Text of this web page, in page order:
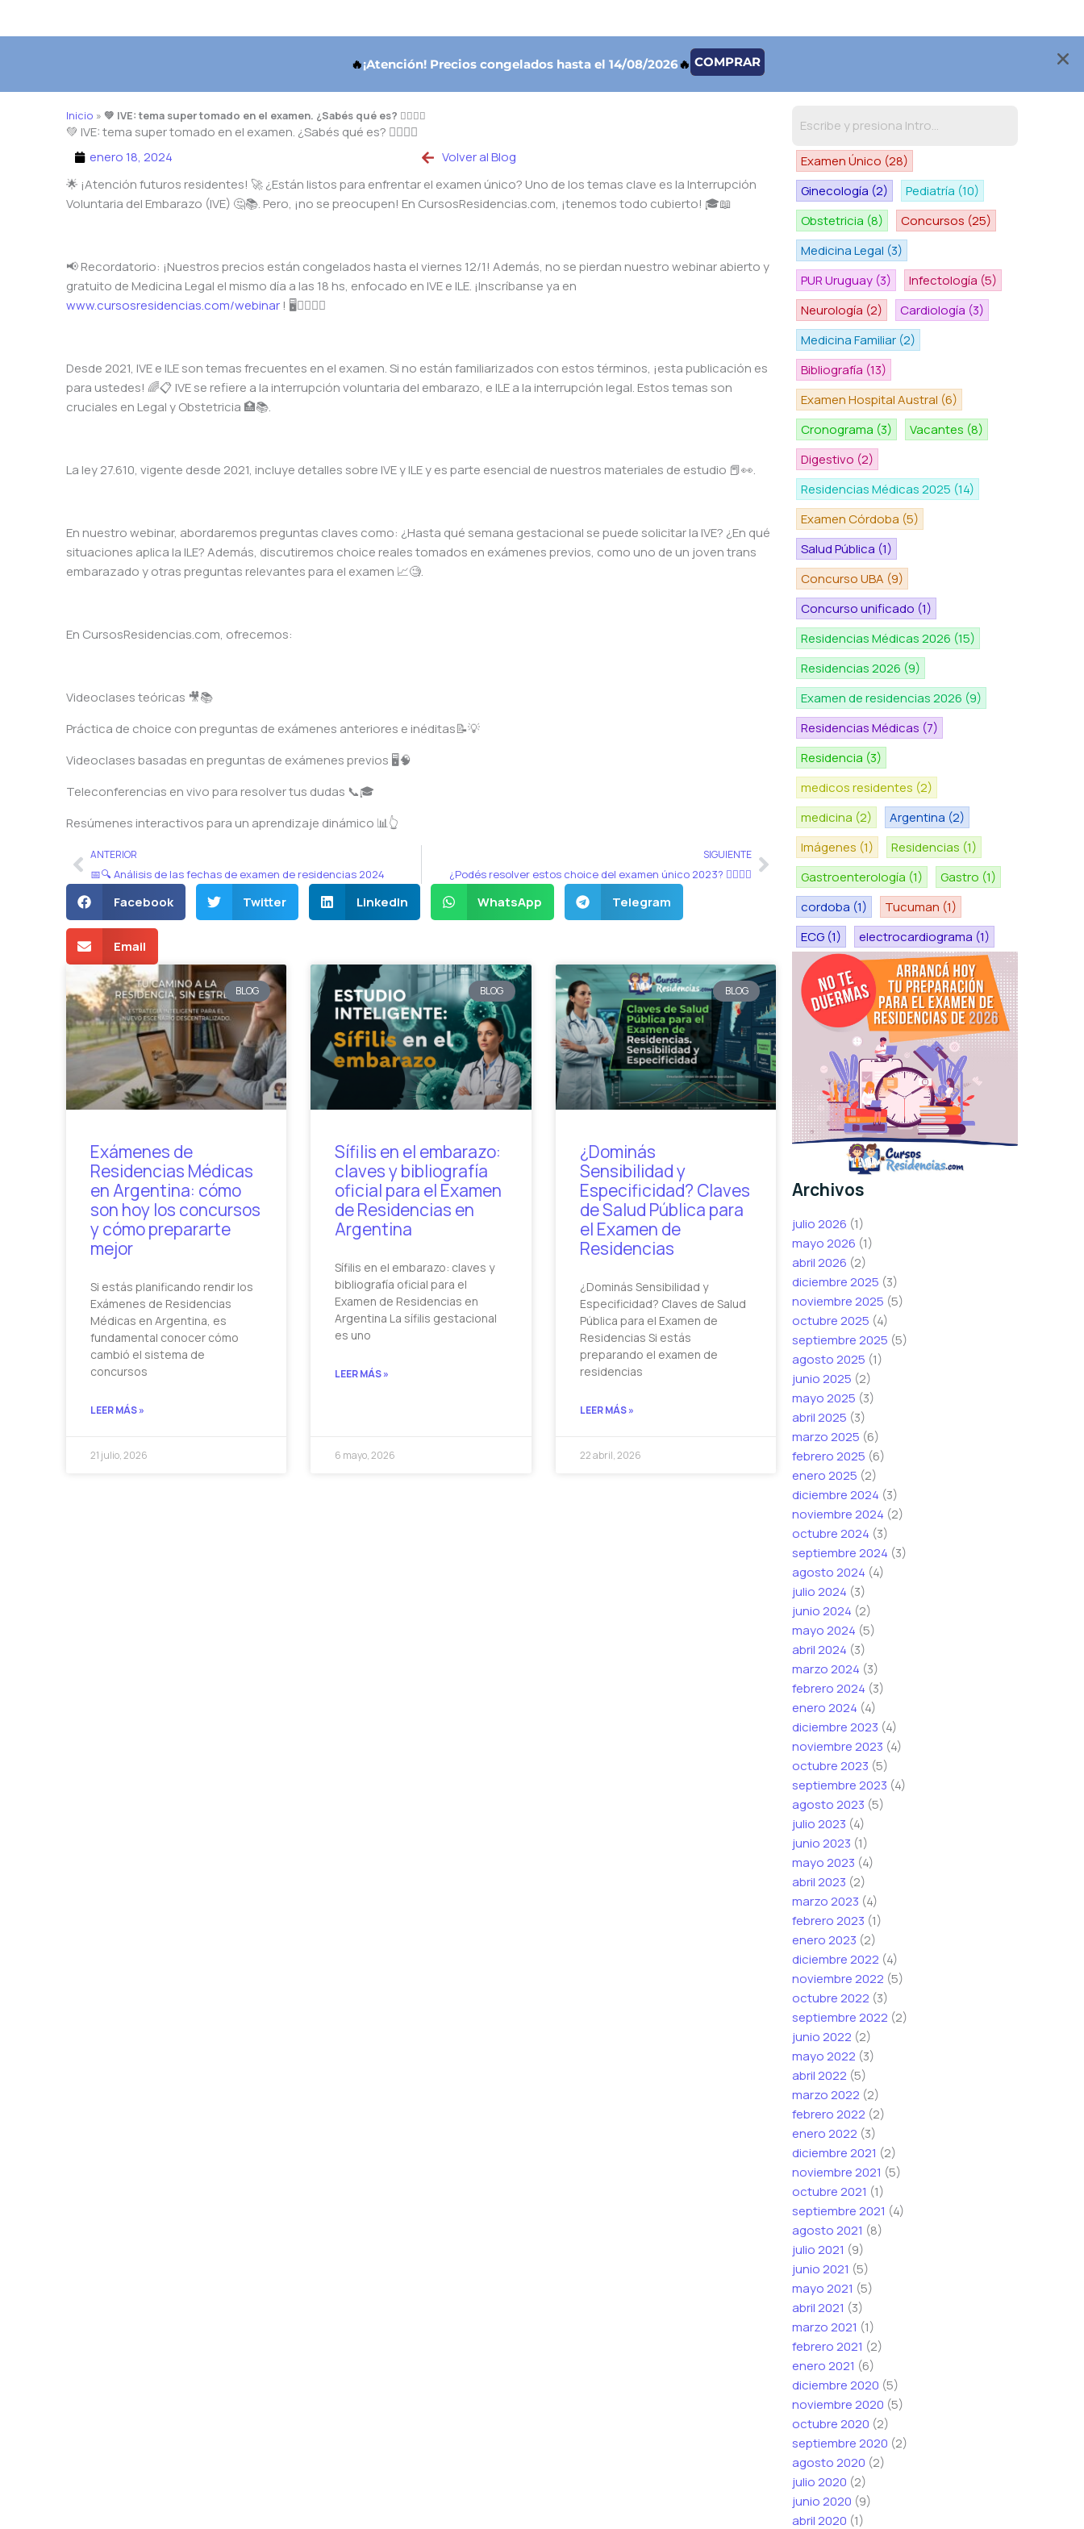
🔥¡Atención! Precios congelados hasta el 14/08/2026🔥 COMPRAR
Inicio » 💚 IVE: tema super tomado en el examen. ¿Sabés qué es? 🙋‍♂️🙋‍♀️
💚 IVE: tema super tomado en el examen. ¿Sabés qué es? 🙋‍♂️🙋‍♀️
enero 18, 2024
Volver al Blog
🌟 ¡Atención futuros residentes! 🚀 ¿Están listos para enfrentar el examen único? Uno de los temas clave es la Interrupción
Voluntaria del Embarazo (IVE) 🤔📚. Pero, ¡no se preocupen! En CursosResidencias.com, ¡tenemos todo cubierto! 🎓📖
📢 Recordatorio: ¡Nuestros precios están congelados hasta el viernes 12/1! Además, no se pierdan nuestro webinar abierto y
gratuito de Medicina Legal el mismo día a las 18 hs, enfocado en IVE e ILE. ¡Inscríbanse ya en
www.cursosresidencias.com/webinar ! 🖥️👩‍⚕️👨‍⚕️
Desde 2021, IVE e ILE son temas frecuentes en el examen. Si no están familiarizados con estos términos, ¡esta publicación es
para ustedes! 🌈📋 IVE se refiere a la interrupción voluntaria del embarazo, e ILE a la interrupción legal. Estos temas son
cruciales en Legal y Obstetricia 🏥📚.
La ley 27.610, vigente desde 2021, incluye detalles sobre IVE y ILE y es parte esencial de nuestros materiales de estudio 📕👀.
En nuestro webinar, abordaremos preguntas claves como: ¿Hasta qué semana gestacional se puede solicitar la IVE? ¿En qué
situaciones aplica la ILE? Además, discutiremos choice reales tomados en exámenes previos, como uno de un joven trans
embarazado y otras preguntas relevantes para el examen 📈🧐.
En CursosResidencias.com, ofrecemos:
Videoclases teóricas 🎥📚
Práctica de choice con preguntas de exámenes anteriores e inéditas📝💡
Videoclases basadas en preguntas de exámenes previos 🖥️🧠
Teleconferencias en vivo para resolver tus dudas 📞🎓
Resúmenes interactivos para un aprendizaje dinámico 📊👆
AntANTERIOR
📅🔍 Análisis de las fechas de examen de residencias 2024
SIGUIENTE
¿Podés resolver estos choice del examen único 2023? 🙋‍♂️🙋‍♀️
Siguiente
Facebook Twitter LinkedIn WhatsApp Telegram
Email
BLOG
Exámenes de
Residencias Médicas
en Argentina: cómo
son hoy los concursos
y cómo prepararte
mejor
Si estás planificando rendir los
Exámenes de Residencias
Médicas en Argentina, es
fundamental conocer cómo
cambió el sistema de
concursos
LEER MÁS »
21 julio, 2026
BLOG
Sífilis en el embarazo:
claves y bibliografía
oficial para el Examen
de Residencias en
Argentina
Sífilis en el embarazo: claves y
bibliografía oficial para el
Examen de Residencias en
Argentina La sífilis gestacional
es uno
LEER MÁS »
6 mayo, 2026
BLOG
¿Dominás
Sensibilidad y
Especificidad? Claves
de Salud Pública para
el Examen de
Residencias
¿Dominás Sensibilidad y
Especificidad? Claves de Salud
Pública para el Examen de
Residencias Si estás
preparando el examen de
residencias
LEER MÁS »
22 abril, 2026
Examen Único (28)
Ginecología (2) Pediatría (10)
Obstetricia (8) Concursos (25)
Medicina Legal (3)
PUR Uruguay (3) Infectología (5)
Neurología (2) Cardiología (3)
Medicina Familiar (2)
Bibliografía (13)
Examen Hospital Austral (6)
Cronograma (3) Vacantes (8)
Digestivo (2)
Residencias Médicas 2025 (14)
Examen Córdoba (5)
Salud Pública (1)
Concurso UBA (9)
Concurso unificado (1)
Residencias Médicas 2026 (15)
Residencias 2026 (9)
Examen de residencias 2026 (9)
Residencias Médicas (7)
Residencia (3)
medicos residentes (2)
medicina (2) Argentina (2)
Imágenes (1) Residencias (1)
Gastroenterología (1) Gastro (1)
cordoba (1) Tucuman (1)
ECG (1) electrocardiograma (1)
Archivos
julio 2026 (1)
mayo 2026 (1)
abril 2026 (2)
diciembre 2025 (3)
noviembre 2025 (5)
octubre 2025 (4)
septiembre 2025 (5)
agosto 2025 (1)
junio 2025 (2)
mayo 2025 (3)
abril 2025 (3)
marzo 2025 (6)
febrero 2025 (6)
enero 2025 (2)
diciembre 2024 (3)
noviembre 2024 (2)
octubre 2024 (3)
septiembre 2024 (3)
agosto 2024 (4)
julio 2024 (3)
junio 2024 (2)
mayo 2024 (5)
abril 2024 (3)
marzo 2024 (3)
febrero 2024 (3)
enero 2024 (4)
diciembre 2023 (4)
noviembre 2023 (4)
octubre 2023 (5)
septiembre 2023 (4)
agosto 2023 (5)
julio 2023 (4)
junio 2023 (1)
mayo 2023 (4)
abril 2023 (2)
marzo 2023 (4)
febrero 2023 (1)
enero 2023 (2)
diciembre 2022 (4)
noviembre 2022 (5)
octubre 2022 (3)
septiembre 2022 (2)
junio 2022 (2)
mayo 2022 (3)
abril 2022 (5)
marzo 2022 (2)
febrero 2022 (2)
enero 2022 (3)
diciembre 2021 (2)
noviembre 2021 (5)
octubre 2021 (1)
septiembre 2021 (4)
agosto 2021 (8)
julio 2021 (9)
junio 2021 (5)
mayo 2021 (5)
abril 2021 (3)
marzo 2021 (1)
febrero 2021 (2)
enero 2021 (6)
diciembre 2020 (5)
noviembre 2020 (5)
octubre 2020 (2)
septiembre 2020 (2)
agosto 2020 (2)
julio 2020 (2)
junio 2020 (9)
abril 2020 (1)